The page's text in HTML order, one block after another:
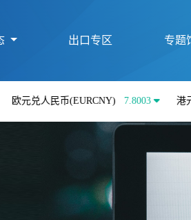
出口专区 专题
民币(EURCNY) 7.8003 港元兑人民